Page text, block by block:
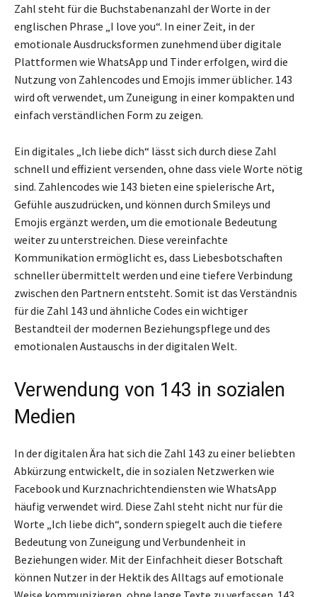
Zahl steht für die Buchstabenanzahl der Worte in der
englischen Phrase „I love you“. In einer Zeit, in der
emotionale Ausdrucksformen zunehmend über digitale
Plattformen wie WhatsApp und Tinder erfolgen, wird die
Nutzung von Zahlencodes und Emojis immer üblicher. 143
wird oft verwendet, um Zuneigung in einer kompakten und
einfach verständlichen Form zu zeigen.
Ein digitales „Ich liebe dich“ lässt sich durch diese Zahl
schnell und effizient versenden, ohne dass viele Worte nötig
sind. Zahlencodes wie 143 bieten eine spielerische Art,
Gefühle auszudrücken, und können durch Smileys und
Emojis ergänzt werden, um die emotionale Bedeutung
weiter zu unterstreichen. Diese vereinfachte
Kommunikation ermöglicht es, dass Liebesbotschaften
schneller übermittelt werden und eine tiefere Verbindung
zwischen den Partnern entsteht. Somit ist das Verständnis
für die Zahl 143 und ähnliche Codes ein wichtiger
Bestandteil der modernen Beziehungspflege und des
emotionalen Austauschs in der digitalen Welt.
Verwendung von 143 in sozialen
Medien
In der digitalen Ära hat sich die Zahl 143 zu einer beliebten
Abkürzung entwickelt, die in sozialen Netzwerken wie
Facebook und Kurznachrichtendiensten wie WhatsApp
häufig verwendet wird. Diese Zahl steht nicht nur für die
Worte „Ich liebe dich“, sondern spiegelt auch die tiefere
Bedeutung von Zuneigung und Verbundenheit in
Beziehungen wider. Mit der Einfachheit dieser Botschaft
können Nutzer in der Hektik des Alltags auf emotionale